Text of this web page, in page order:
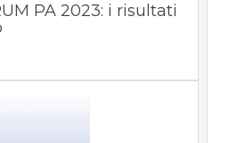
PA 2023: i risultati